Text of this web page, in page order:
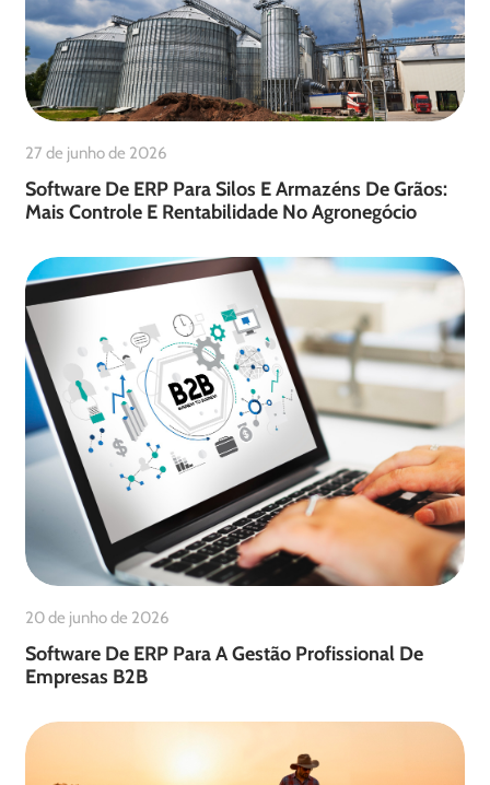
27 de junho de 2026
Software De ERP Para Silos E Armazéns De Grãos:
Mais Controle E Rentabilidade No Agronegócio
20 de junho de 2026
Software De ERP Para A Gestão Profissional De
Empresas B2B